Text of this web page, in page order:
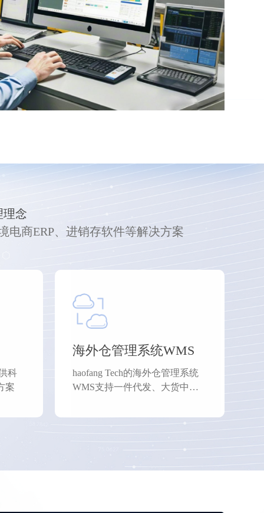
理念
电商ERP、进销存软件等解决方案
科
案
海外仓管理系统WMS
haofang Tech的海外仓管理系统
WMS支持一件代发、大货中
拟仓等业务模式。